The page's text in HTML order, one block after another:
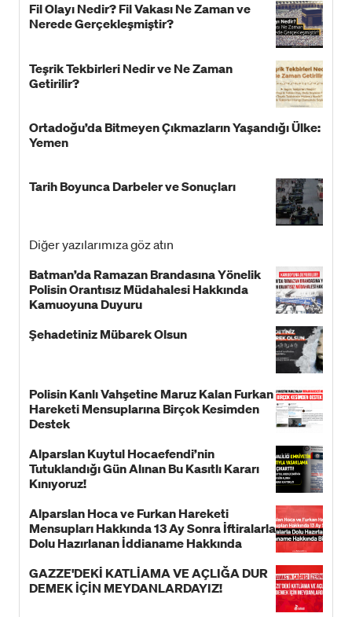
Fil Olayı Nedir? Fil Vakası Ne Zaman ve
Nerede Gerçekleşmiştir?
Teşrik Tekbirleri Nedir ve Ne Zaman
Getirilir?
Ortadoğu’da Bitmeyen Çıkmazların Yaşandığı Ülke:
Yemen
Tarih Boyunca Darbeler ve Sonuçları
Diğer yazılarımıza göz atın
Batman’da Ramazan Brandasına Yönelik
Polisin Orantısız Müdahalesi Hakkında
Kamuoyuna Duyuru
Şehadetiniz Mübarek Olsun
Polisin Kanlı Vahşetine Maruz Kalan Furkan
Hareketi Mensuplarına Birçok Kesimden
Destek
Alparslan Kuytul Hocaefendi’nin
Tutuklandığı Gün Alınan Bu Kasıtlı Kararı
Kınıyoruz!
Alparslan Hoca ve Furkan Hareketi
Mensupları Hakkında 13 Ay Sonra İftiralarla
Dolu Hazırlanan İddianame Hakkında
GAZZE'DEKİ KATLİAMA VE AÇLIĞA DUR
DEMEK İÇİN MEYDANLARDAYIZ!